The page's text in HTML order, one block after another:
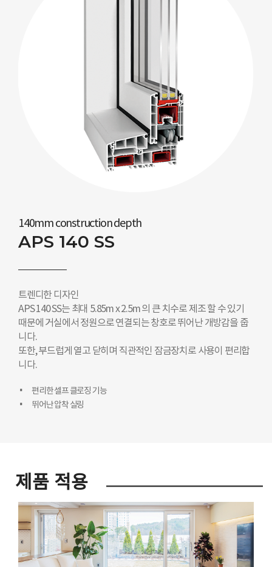
140mm construction depth
APS 140 SS
트렌디한 디자인
APS 140 SS는 최대 5.85m x 2.5m 의 큰 치수로 제조 할 수 있기
때문에 거실에서 정원으로 연결되는 창호로 뛰어난 개방감을 줍
니다.
또한, 부드럽게 열고 닫히며 직관적인 잠금장치로 사용이 편리합
니다.
편리한 셀프 클로징 기능
뛰어난 압착 실링
제품 적용